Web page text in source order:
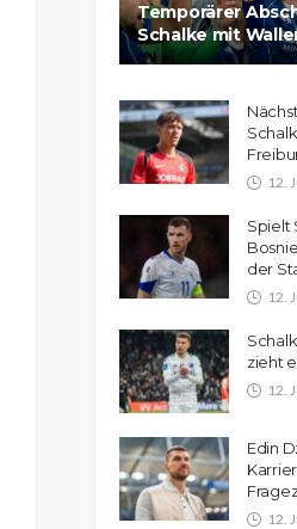
Temporärer
Schalke mit
12.
Spielt
der
12.
zieht
12.
Edin
12.